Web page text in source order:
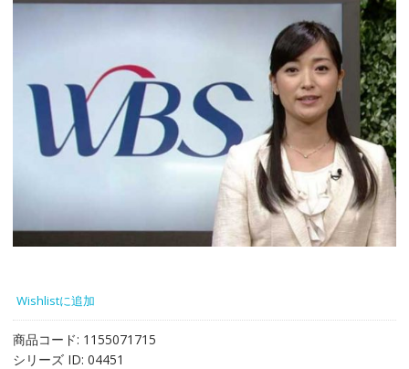
Wishlistに追加
商品コード: 1155071715
シリーズ ID: 04451